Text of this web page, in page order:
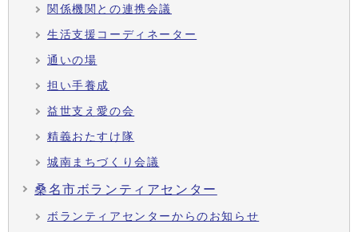
関係機関との連携会議
生活支援コーディネーター
通いの場
担い手養成
益世支え愛の会
精義おたすけ隊
城南まちづくり会議
桑名市ボランティアセンター
ボランティアセンターからのお知らせ